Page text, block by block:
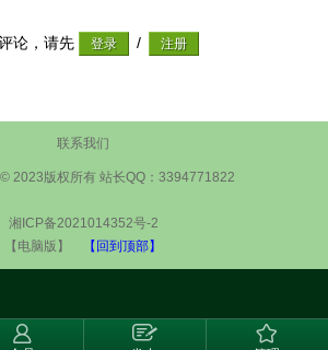
论，请先 /
联系我们
2023版权所有 站长QQ：3394771822
湘ICP备2021014352号-2
【电脑版】
【回到顶部】